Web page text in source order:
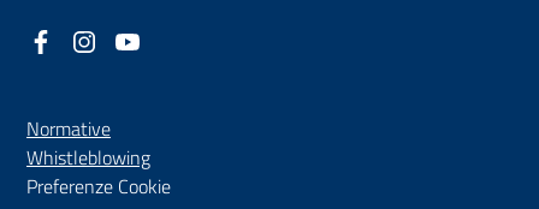
Facebook
(nuova scheda - new tab)
Instagram
(nuova scheda - new tab)
Normative
Whistleblowing(nuova scheda - new tab)
Preferenze Cookie